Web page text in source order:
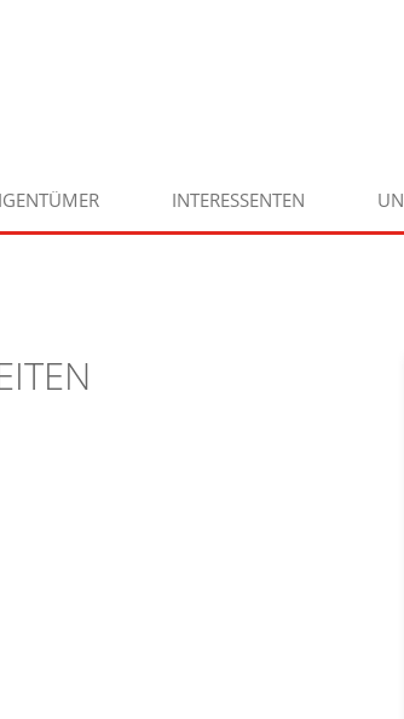
INTERESSENTEN